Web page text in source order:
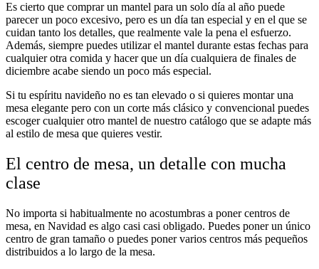
Es cierto que comprar un mantel para un solo día al año puede
parecer un poco excesivo, pero es un día tan especial y en el que se
cuidan tanto los detalles, que realmente vale la pena el esfuerzo.
Además, siempre puedes utilizar el mantel durante estas fechas para
cualquier otra comida y hacer que un día cualquiera de finales de
diciembre acabe siendo un poco más especial.
Si tu espíritu navideño no es tan elevado o si quieres montar una
mesa elegante pero con un corte más clásico y convencional puedes
escoger cualquier otro mantel de nuestro catálogo que se adapte más
al estilo de mesa que quieres vestir.
El centro de mesa, un detalle con mucha
clase
No importa si habitualmente no acostumbras a poner centros de
mesa, en Navidad es algo casi casi obligado. Puedes poner un único
centro de gran tamaño o puedes poner varios centros más pequeños
distribuidos a lo largo de la mesa.